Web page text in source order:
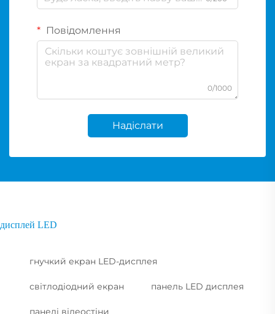
Повідомлення
0/1000
Надіслати
дисплей LED
гнучкий екран LED-дисплея
світлодіодний екран панель LED дисплея
панелі відеостіни